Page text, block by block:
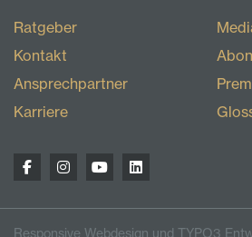
Ratgeber
Kontakt
Ansprechpartner
Karriere
Responsive Webdesign und TYPO3